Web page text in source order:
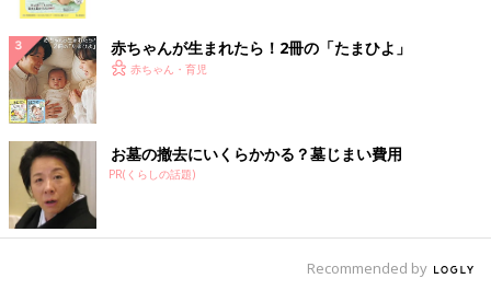
赤ちゃんが生まれたら！2冊の「たまひよ」
赤ちゃん・育児
お墓の撤去にいくらかかる？墓じまい費用
PR(くらしの話題)
Recommended by